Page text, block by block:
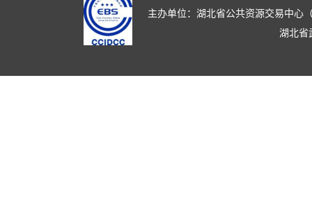
主办单位：湖北省公共资源交易中心
湖北省